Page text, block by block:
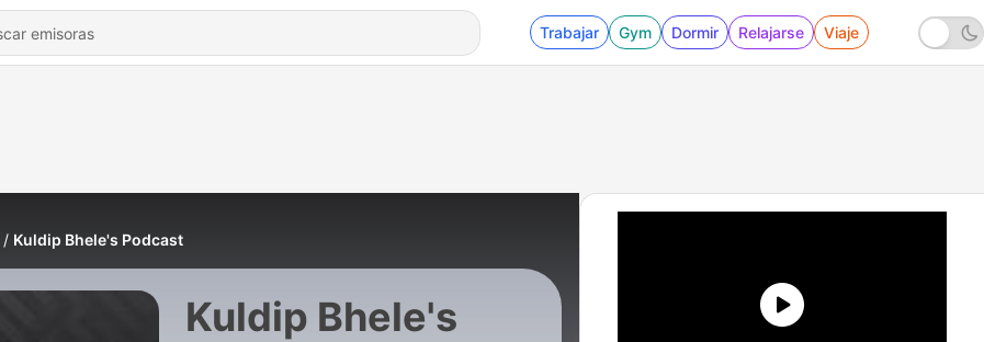
Trabajar Gym Dormir Relajarse Viaje
Kuldip Bhele's Podcast
Kuldip Bhele's